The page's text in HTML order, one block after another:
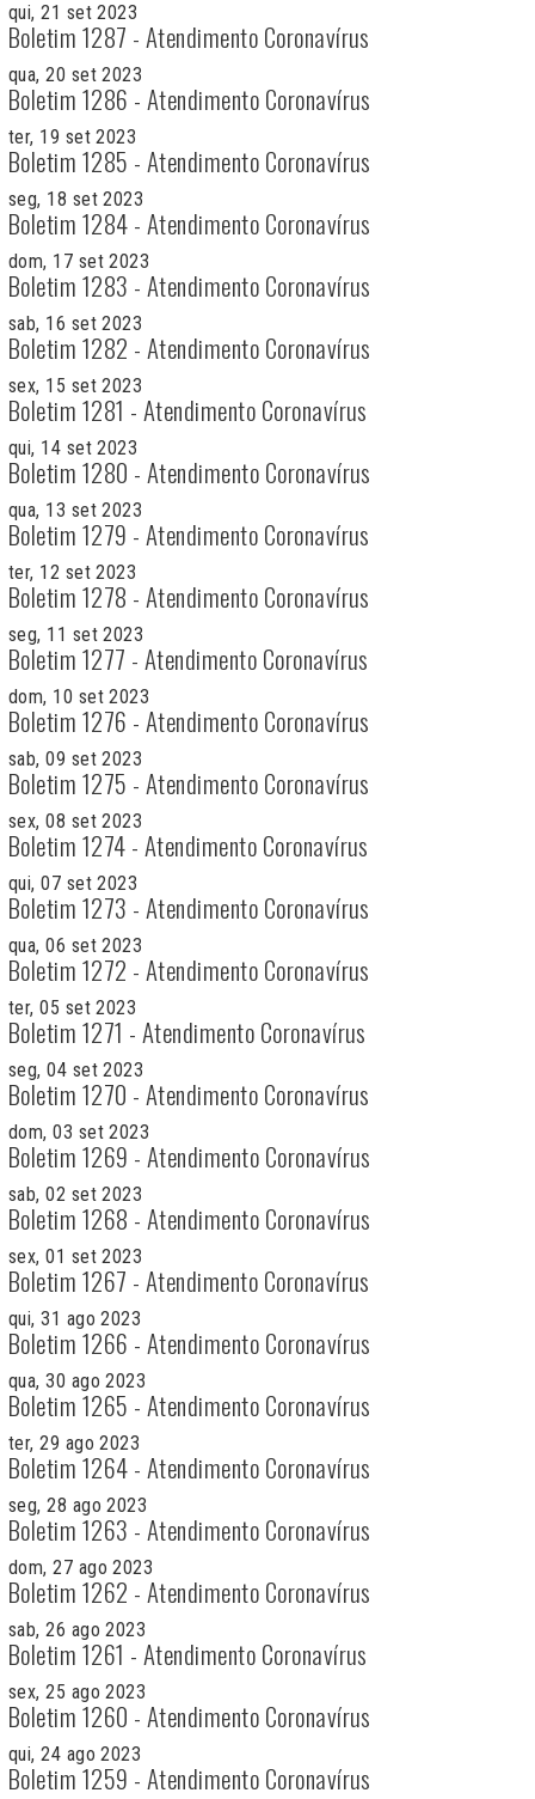
qui, 21 set 2023
Boletim 1287 - Atendimento Coronavírus
qua, 20 set 2023
Boletim 1286 - Atendimento Coronavírus
ter, 19 set 2023
Boletim 1285 - Atendimento Coronavírus
seg, 18 set 2023
Boletim 1284 - Atendimento Coronavírus
dom, 17 set 2023
Boletim 1283 - Atendimento Coronavírus
sab, 16 set 2023
Boletim 1282 - Atendimento Coronavírus
sex, 15 set 2023
Boletim 1281 - Atendimento Coronavírus
qui, 14 set 2023
Boletim 1280 - Atendimento Coronavírus
qua, 13 set 2023
Boletim 1279 - Atendimento Coronavírus
ter, 12 set 2023
Boletim 1278 - Atendimento Coronavírus
seg, 11 set 2023
Boletim 1277 - Atendimento Coronavírus
dom, 10 set 2023
Boletim 1276 - Atendimento Coronavírus
sab, 09 set 2023
Boletim 1275 - Atendimento Coronavírus
sex, 08 set 2023
Boletim 1274 - Atendimento Coronavírus
qui, 07 set 2023
Boletim 1273 - Atendimento Coronavírus
qua, 06 set 2023
Boletim 1272 - Atendimento Coronavírus
ter, 05 set 2023
Boletim 1271 - Atendimento Coronavírus
seg, 04 set 2023
Boletim 1270 - Atendimento Coronavírus
dom, 03 set 2023
Boletim 1269 - Atendimento Coronavírus
sab, 02 set 2023
Boletim 1268 - Atendimento Coronavírus
sex, 01 set 2023
Boletim 1267 - Atendimento Coronavírus
qui, 31 ago 2023
Boletim 1266 - Atendimento Coronavírus
qua, 30 ago 2023
Boletim 1265 - Atendimento Coronavírus
ter, 29 ago 2023
Boletim 1264 - Atendimento Coronavírus
seg, 28 ago 2023
Boletim 1263 - Atendimento Coronavírus
dom, 27 ago 2023
Boletim 1262 - Atendimento Coronavírus
sab, 26 ago 2023
Boletim 1261 - Atendimento Coronavírus
sex, 25 ago 2023
Boletim 1260 - Atendimento Coronavírus
qui, 24 ago 2023
Boletim 1259 - Atendimento Coronavírus